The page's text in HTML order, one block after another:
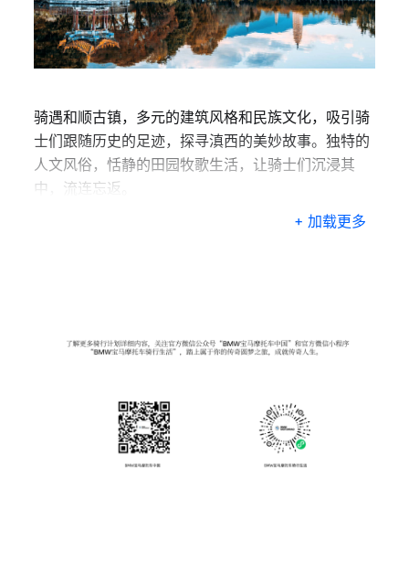
骑遇和顺古镇，多元的建筑风格和民族文化，吸引骑
士们跟随历史的足迹，探寻滇西的美妙故事。独特的
人文风俗，恬静的田园牧歌生活，让骑士们沉浸其
中，流连忘返。
+ 加载更多